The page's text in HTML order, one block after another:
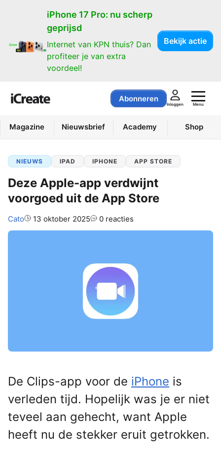
iPhone 17 Pro: nu scherp
geprijsd
Internet van KPN thuis? Dan
profiteer je van extra
voordeel!
Bekijk actie
Abonneren
Inloggen Menu
Magazine Nieuwsbrief Academy Shop
NIEUWS IPAD IPHONE APP STORE
Deze Apple-app verdwijnt
voorgoed uit de App Store
Auteur:
Cato 13 oktober 2025 0 reacties
De Clips-app voor de iPhone is
verleden tijd. Hopelijk was je er niet
teveel aan gehecht, want Apple
heeft nu de stekker eruit getrokken.